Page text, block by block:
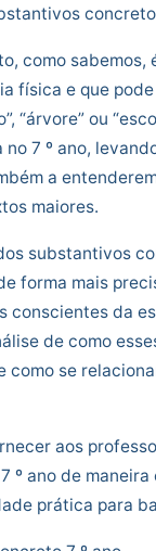
como sabemos,
física e que
“árvore” ou
7 º ano,
a
maiores.
substantivos
forma mais
conscientes da
de como
como se
aos
º ano de
prática para